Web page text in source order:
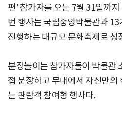
편' 참가자를 오는 7월 31일까지
번 행사는 국립중앙박물관과
진행하는 대규모 문화축제로 성
분장놀이는 참가자들이 박물관
접 분장하고 무대에서 자신만의
는 관람객 참여형 행사다.